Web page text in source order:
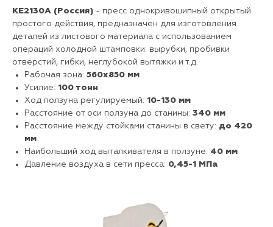
КЕ2130А (Россия) - пресс однокривошипный открытый
простого действия, предназначен для изготовления
деталей из листового материала с использованием
операций холодной штамповки: вырубки, пробивки
отверстий, гибки, неглубокой вытяжки и т.д.
Рабочая зона: 560х850 мм
Усилие: 100 тонн
Ход ползуна регулируемый: 10-130 мм
Расстояние от оси ползуна до станины: 340 мм
Расстояние между стойками станины в свету: до 420
мм
Наибольший ход выталкивателя в ползуне: 40 мм
Давление воздуха в сети пресса: 0,45-1 МПа